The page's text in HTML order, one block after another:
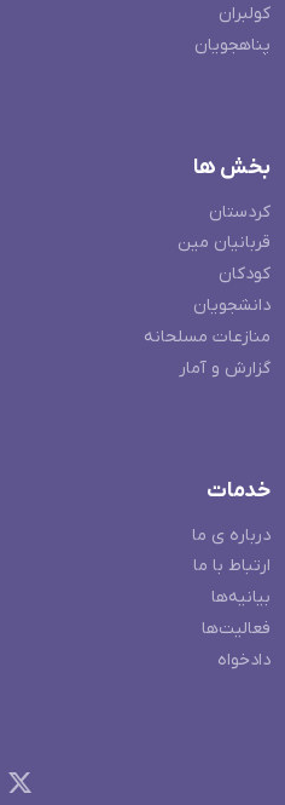
کولبران
پناهجویان
بخش ها
کردستان
قربانیان مین
کودکان
دانشجویان
منازعات مسلحانه
گزارش و آمار
خدمات
درباره ی ما
ارتباط با ما
بیانیه‌ها
فعالیت‌ها
دادخواه